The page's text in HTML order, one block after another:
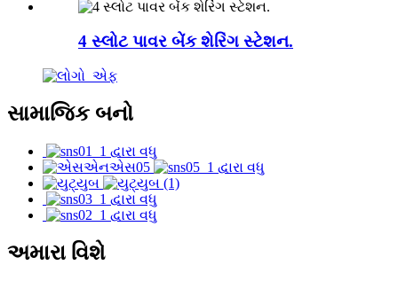
4 સ્લોટ પાવર બેંક શેરિંગ સ્ટેશન.
સામાજિક બનો
અમારા વિશે